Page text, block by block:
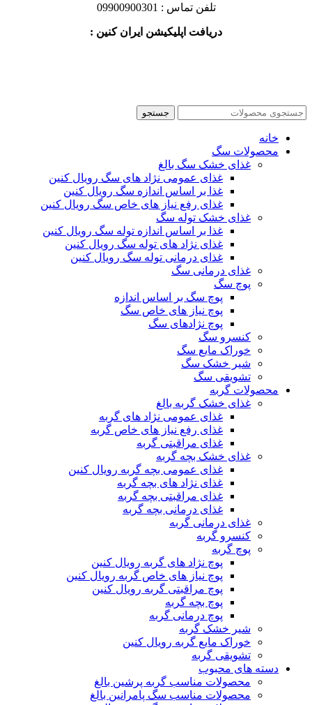
تلفن تماس : 09900900301
دریافت اپلیکیشن ایران کنین :
جستجو
خانه
محصولات سگ
غذای خشک سگ بالغ
غذای عمومی نژاد های سگ رویال کنین
غذا بر اساس اندازه سگ رویال کنین
غذای رفع نیاز های خاص سگ رویال کنین
غذای خشک توله سگ
غذا بر اساس اندازه توله سگ رویال کنین
غذای نژاد های توله سگ رویال کنین
غذای درمانی توله سگ رویال کنین
غذای درمانی سگ
پوچ سگ
پوچ سگ بر اساس اندازه
پوچ نیاز های خاص سگ
پوچ نژادهای سگ
کنسرو سگ
خوراک مایع سگ
شیر خشک سگ
تشویقی سگ
محصولات گربه
غذای خشک گربه بالغ
غذای عمومی نژاد های گربه
غذای رفع نیاز های خاص گربه
غذای مراقبتی گربه
غذای خشک بچه گربه
غذای عمومی بچه گربه رویال کنین
غذای نژاد های بچه گربه
غذای مراقبتی بچه گربه
غذای درمانی بچه گربه
غذای درمانی گربه
کنسرو گربه
پوچ گربه
پوچ نژاد های گربه رویال کنین
پوچ نیاز های خاص گربه رویال کنین
پوچ مراقبتی گربه رویال کنین
پوچ بچه گربه
پوچ درمانی گربه
شیر خشک گربه
خوراک مایع گربه رویال کنین
تشویقی گربه
دسته های محبوب
محصولات مناسب گربه پرشین بالغ
محصولات مناسب سگ پامرانین بالغ